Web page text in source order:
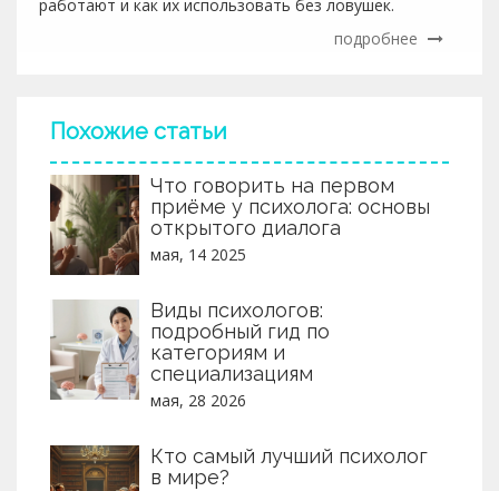
работают и как их использовать без ловушек.
подробнее
Похожие статьи
Что говорить на первом
приёме у психолога: основы
открытого диалога
мая, 14 2025
Виды психологов:
подробный гид по
категориям и
специализациям
мая, 28 2026
Кто самый лучший психолог
в мире?